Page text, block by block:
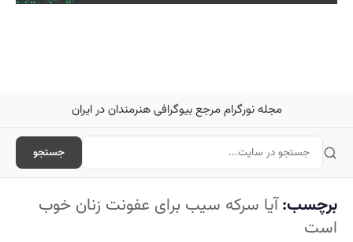
مجله نورگرام مرجع بیوگرافی هنرمندان در ایران
جستجو
برچسب:آیا سرکه سیب برای عفونت زنان خوب
است